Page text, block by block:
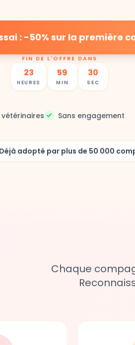
: -50% sur la première
FIN DE L'OFFRE DANS
23
HEURES
59
MIN
29
SEC
Sans engagement
adopté par plus de 50 000
Chaque